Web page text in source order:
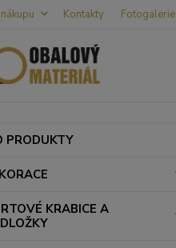
Kontakty Fotogalerie
PRODUKTY
KRABICE A